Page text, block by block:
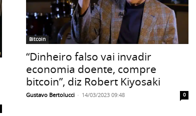
Bitcoin
“Dinheiro falso vai invadir
economia doente, compre
bitcoin”, diz Robert Kiyosaki
Gustavo Bertolucci - 14/03/2023 09:48 0